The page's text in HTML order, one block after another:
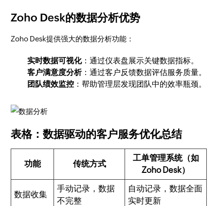
Zoho Desk的数据分析优势
Zoho Desk提供强大的数据分析功能：
实时数据可视化：通过仪表盘展示关键数据指标。
客户满意度分析：通过客户反馈数据评估服务质量。
团队绩效监控 ：帮助管理层发现团队中的效率瓶颈。
表格：数据驱动的客户服务优化总结
功能 传统方式
工单管理系统（如
Zoho Desk）
数据收集
手动记录，数据
不完整
自动记录，数据全面
实时更新